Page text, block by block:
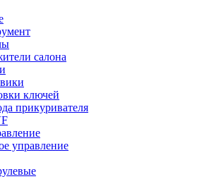
салона
ключей
прикуривателя
управление